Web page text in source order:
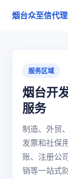
烟台众至信代
服务区域
烟台开
服务
制造、外贸
发票和社保
账、注册公
销等一站式